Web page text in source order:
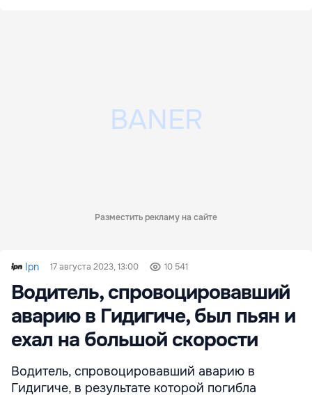
Разместить рекламу на сайте
Ipn 17 августа 2023, 13:00 10 541
Водитель, спровоцировавший
аварию в Гидигиче, был пьян и
ехал на большой скорости
Водитель, спровоцировавший аварию в
Гидигиче, в результате которой погибла